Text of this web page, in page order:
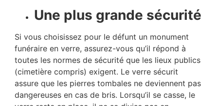
Une plus grande sécurité
Si vous choisissez pour le défunt un monument
funéraire en verre, assurez-vous qu’il répond à
toutes les normes de sécurité que les lieux publics
(cimetière compris) exigent. Le verre sécurit
assure que les pierres tombales ne deviennent pas
dangereuses en cas de bris. Lorsqu’il se casse, le